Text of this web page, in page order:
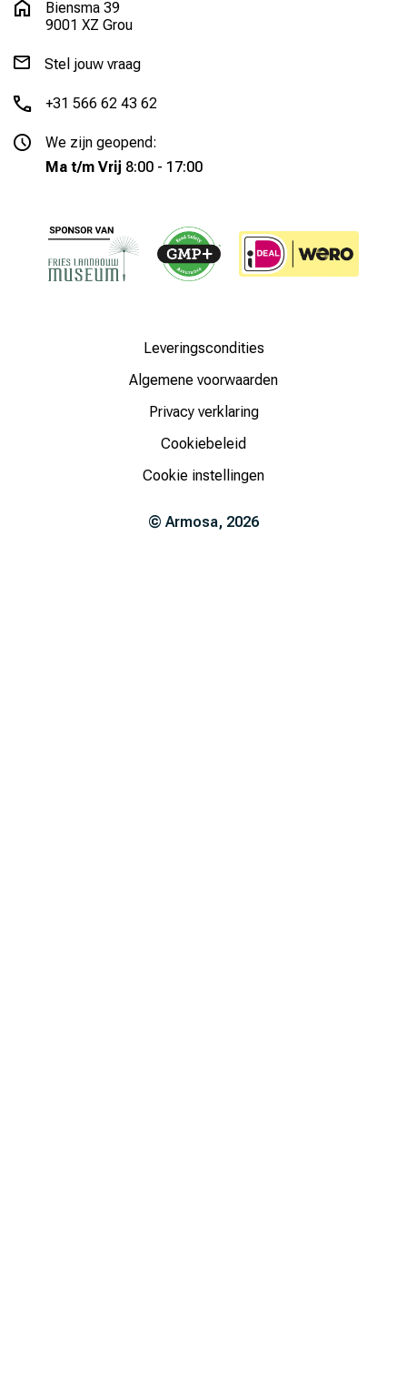
Biensma 39
9001 XZ Grou
Stel jouw vraag
+31 566 62 43 62
We zijn geopend:
Ma t/m Vrij 8:00 - 17:00
© Armosa, 2026
Leveringscondities
Algemene voorwaarden
Privacy verklaring
Cookiebeleid
Cookie instellingen